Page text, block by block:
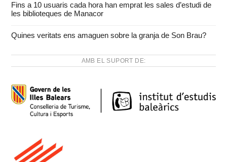
Fins a 10 usuaris cada hora han emprat les sales d’estudi de
les biblioteques de Manacor
Quines veritats ens amaguen sobre la granja de Son Brau?
AMB EL SUPORT DE: